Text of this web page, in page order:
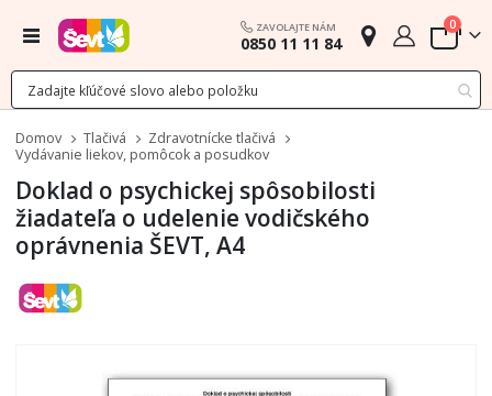
Menu ZAVOLAJTE NÁM
0850 11 11 84 Cart
0
Domov Tlačivá
Zdravotnícke tlačivá
Vydávanie liekov, pomôcok a posudkov
Doklad o psychickej spôsobilosti
žiadateľa o udelenie vodičského
oprávnenia ŠEVT, A4